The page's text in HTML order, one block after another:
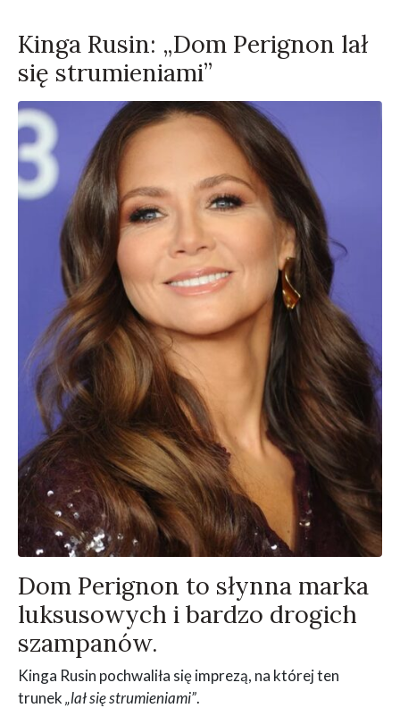
Kinga Rusin: „Dom Perignon lał
się strumieniami”
Dom Perignon to słynna marka
luksusowych i bardzo drogich
szampanów.
Kinga Rusin pochwaliła się imprezą, na której ten
trunek„lał się strumieniami”.